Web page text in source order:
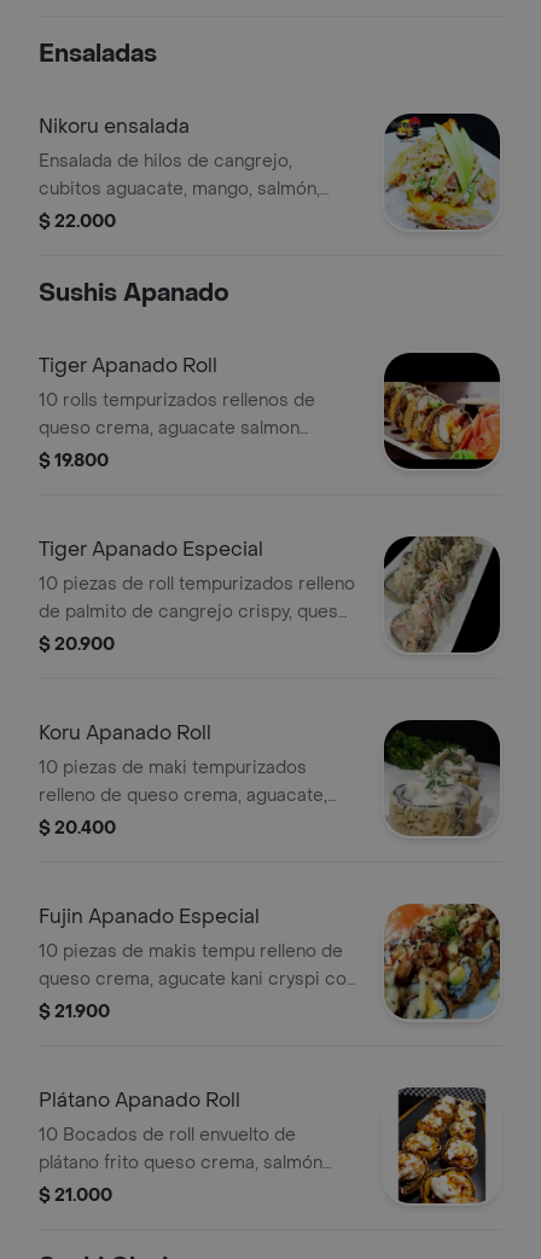
Ensaladas
Nikoru ensalada
Ensalada de hilos de cangrejo,
cubitos aguacate, mango, salmón,
pescado blanco y cangrejo crispy
$ 22.000
Sushis Apanado
Tiger Apanado Roll
10 rolls tempurizados rellenos de
queso crema, aguacate salmon
crispy.
$ 19.800
Tiger Apanado Especial
10 piezas de roll tempurizados relleno
de palmito de cangrejo crispy, queso
crema y aguacate con topping de
$ 20.900
Koru Apanado Roll
10 piezas de maki tempurizados
relleno de queso crema, aguacate,
camaron crispy y cangrejo con
$ 20.400
Fujin Apanado Especial
10 piezas de makis tempu relleno de
queso crema, agucate kani cryspi con
topping de camaron crunck con salsa
$ 21.900
Plátano Apanado Roll
10 Bocados de roll envuelto de
plátano frito queso crema, salmón
crispy y cangrejo crunck con topping
$ 21.000